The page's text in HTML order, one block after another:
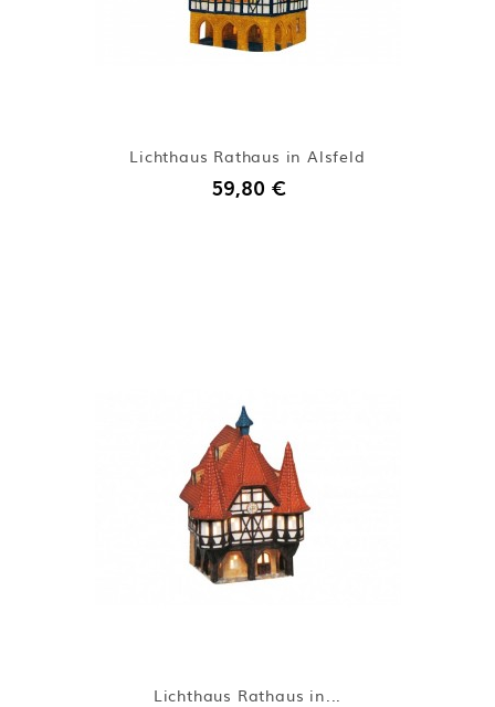
Lichthaus Rathaus in Alsfeld
59,80 €
Lichthaus Rathaus in...